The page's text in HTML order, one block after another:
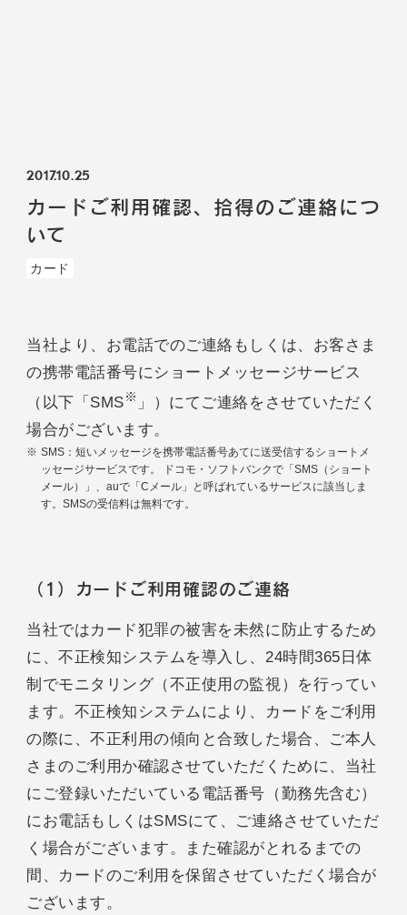
2017.10.25
カードご利用確認、拾得のご連絡につ
いて
カード
当社より、お電話でのご連絡もしくは、お客さま
の携帯電話番号にショートメッセージサービス
（以下「SMS ※ 」）にてご連絡をさせていただく
場合がございます。
SMS：短いメッセージを携帯電話番号あてに送受信するショートメ
ッセージサービスです。 ドコモ・ソフトバンクで「SMS（ショート
メール）」、auで「Cメール」と呼ばれているサービスに該当しま
す。SMSの受信料は無料です。
（1）カードご利用確認のご連絡
当社ではカード犯罪の被害を未然に防止するため
に、不正検知システムを導入し、24時間365日体
制でモニタリング（不正使用の監視）を行ってい
ます。不正検知システムにより、カードをご利用
の際に、不正利用の傾向と合致した場合、ご本人
さまのご利用か確認させていただくために、当社
にご登録いただいている電話番号（勤務先含む）
にお電話もしくはSMSにて、ご連絡させていただ
く場合がございます。また確認がとれるまでの
間、カードのご利用を保留させていただく場合が
ございます。